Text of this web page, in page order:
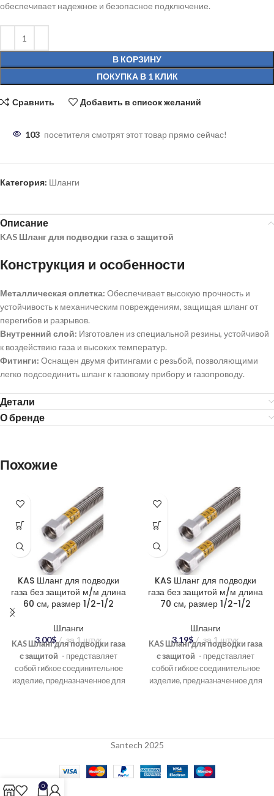
обеспечивает надежное и безопасное подключение.
В КОРЗИНУ
ПОКУПКА В 1 КЛИК
Сравнить Добавить в список желаний
103 посетителя смотрят этот товар прямо сейчас!
Категория: Шланги
Описание
KAS Шланг для подводки газа с защитой
Конструкция и особенности
Металлическая оплетка: Обеспечивает высокую прочность и
устойчивость к механическим повреждениям, защищая шланг от
перегибов и разрывов.
Внутренний слой: Изготовлен из специальной резины, устойчивой
к воздействию газа и высоких температур.
Фитинги: Оснащен двумя фитингами с резьбой, позволяющими
легко подсоединить шланг к газовому прибору и газопроводу.
Детали
О бренде
Похожие
KAS Шланг для подводки
газа без защитой м/м длина
60 см, размер 1/2-1/2
Шланги
3.00$ за 1 штук
KAS Шланг для подводки газа
с защитой - представляет
собой гибкое соединительное
изделие, предназначенное для
металлической оплеткой, он
конструкцию и обычно
используется в местах, где не
требуется дополнительная
KAS Шланг для подводки
газа без защитой м/м длина
70 см, размер 1/2-1/2
Шланги
3.19$ за 1 штук
KAS Шланг для подводки газа
с защитой - представляет
собой гибкое соединительное
изделие, предназначенное для
металлической оплеткой, он
конструкцию и обычно
используется в местах, где не
Santech 2025
0